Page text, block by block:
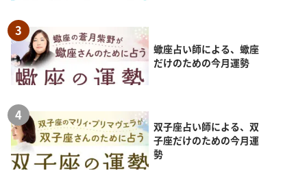
蠍座占い師による、蠍座
だけのための今月運勢
双子座占い師による、双
子座だけのための今月運
勢